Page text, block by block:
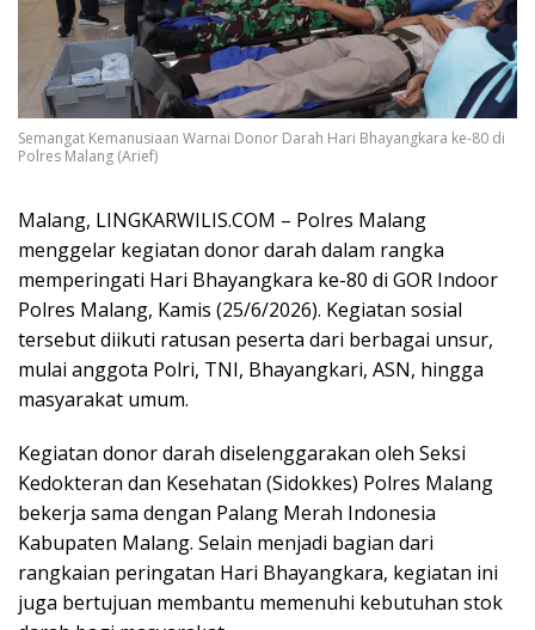
Semangat Kemanusiaan Warnai Donor Darah Hari Bhayangkara ke-80 di
Polres Malang (Arief)
Malang, LINGKARWILIS.COM – Polres Malang
menggelar kegiatan donor darah dalam rangka
memperingati Hari Bhayangkara ke-80 di GOR Indoor
Polres Malang, Kamis (25/6/2026). Kegiatan sosial
tersebut diikuti ratusan peserta dari berbagai unsur,
mulai anggota Polri, TNI, Bhayangkari, ASN, hingga
masyarakat umum.
Kegiatan donor darah diselenggarakan oleh Seksi
Kedokteran dan Kesehatan (Sidokkes) Polres Malang
bekerja sama dengan Palang Merah Indonesia
Kabupaten Malang. Selain menjadi bagian dari
rangkaian peringatan Hari Bhayangkara, kegiatan ini
juga bertujuan membantu memenuhi kebutuhan stok